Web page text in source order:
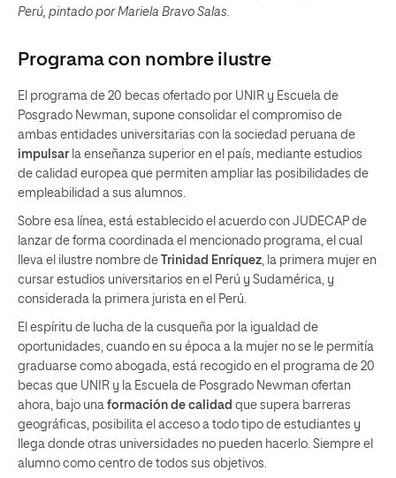
Perú, pintado por Mariela Bravo Salas.
Programa con nombre ilustre
El programa de 20 becas ofertado por UNIR y Escuela de
Posgrado Newman, supone consolidar el compromiso de
ambas entidades universitarias con la sociedad peruana de
impulsar la enseñanza superior en el país, mediante estudios
de calidad europea que permiten ampliar las posibilidades de
empleabilidad a sus alumnos.
Sobre esa línea, está establecido el acuerdo con JUDECAP de
lanzar de forma coordinada el mencionado programa, el cual
lleva el ilustre nombre de
Trinidad Enríquez, la primera mujer en
cursar estudios universitarios en el Perú y Sudamérica, y
considerada la primera jurista en el Perú.
El espíritu de lucha de la cusqueña por la igualdad de
oportunidades, cuando en su época a la mujer no se le permitía
graduarse como abogada, está recogido en el programa de 20
becas que UNIR y la Escuela de Posgrado Newman ofertan
ahora, bajo una formación de calidad que supera barreras
geográficas, posibilita el acceso a todo tipo de estudiantes y
llega donde otras universidades no pueden hacerlo. Siempre el
alumno como centro de todos sus objetivos.